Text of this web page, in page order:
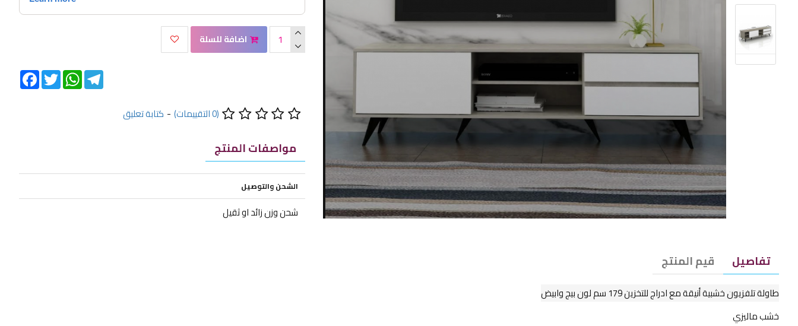
(0 التقييمات) - كتابة تعليق
اضافة للسلة
FacebookTwitter
WhatsAppTelegram
مواصفات المنتج
الشحن والتوصيل
شحن وزن زائد او ثقيل
تفاصيل قيم المنتج
طاولة تلفزيون خشبية أنيقة مع ادراج للتخزين 179 سم لون بيج وابيض
خشب ماليزي